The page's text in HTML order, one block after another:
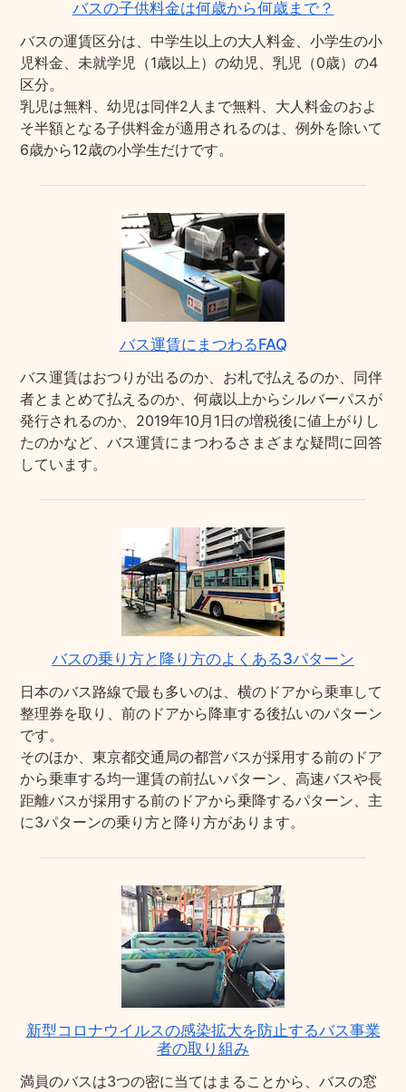
バスの子供料金は何歳から何歳まで？
バスの運賃区分は、中学生以上の大人料金、小学生の小
児料金、未就学児（1歳以上）の幼児、乳児（0歳）の4
区分。
乳児は無料、幼児は同伴2人まで無料、大人料金のおよ
そ半額となる子供料金が適用されるのは、例外を除いて
6歳から12歳の小学生だけです。
バス運賃にまつわるFAQ
バス運賃はおつりが出るのか、お札で払えるのか、同伴
者とまとめて払えるのか、何歳以上からシルバーパスが
発行されるのか、2019年10月1日の増税後に値上がりし
たのかなど、バス運賃にまつわるさまざまな疑問に回答
しています。
バスの乗り方と降り方のよくある3パターン
日本のバス路線で最も多いのは、横のドアから乗車して
整理券を取り、前のドアから降車する後払いのパターン
です。
そのほか、東京都交通局の都営バスが採用する前のドア
から乗車する均一運賃の前払いパターン、高速バスや長
距離バスが採用する前のドアから乗降するパターン、主
に3パターンの乗り方と降り方があります。
新型コロナウイルスの感染拡大を防止するバス事業
者の取り組み
満員のバスは3つの密に当てはまることから、バスの窓